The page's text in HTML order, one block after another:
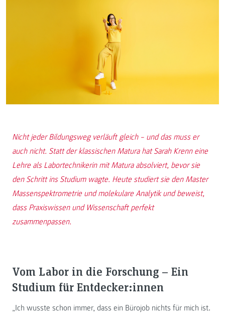
Nicht jeder Bildungsweg verläuft gleich – und das muss er
auch nicht. Statt der klassischen Matura hat Sarah Krenn eine
Lehre als Labortechnikerin mit Matura absolviert, bevor sie
den Schritt ins Studium wagte. Heute studiert sie den Master
Massenspektrometrie und molekulare Analytik und beweist,
dass Praxiswissen und Wissenschaft perfekt
zusammenpassen.
Vom Labor in die Forschung – Ein
Studium für Entdecker:innen
„Ich wusste schon immer, dass ein Bürojob nichts für mich ist.